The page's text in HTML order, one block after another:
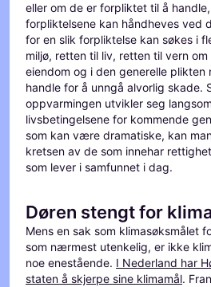
eller om de er forpliktet til å
forpliktelsene kan håndheves ved
for en slik forpliktelse kan søkes i
miljø, retten til liv, retten til vern
eiendom og i den generelle plikten
handle for å unngå alvorlig skade.
oppvarmingen utvikler seg
livsbetingelsene for kommende
som kan være dramatiske, kan
kretsen av de som innehar
som lever i samfunnet i dag.
Døren stengt for
Mens en sak som klimasøksmålet
som nærmest utenkelig, er ikke
noe enestående. I Nederland har
staten å skjerpe sine klimamål.